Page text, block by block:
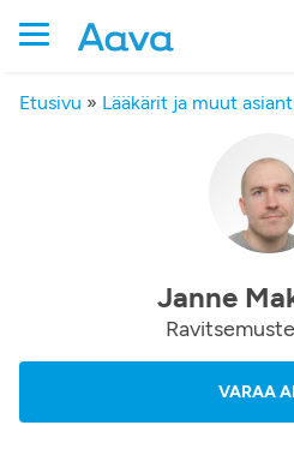
Etusivu » Lääkärit ja muut
Janne
VARAA